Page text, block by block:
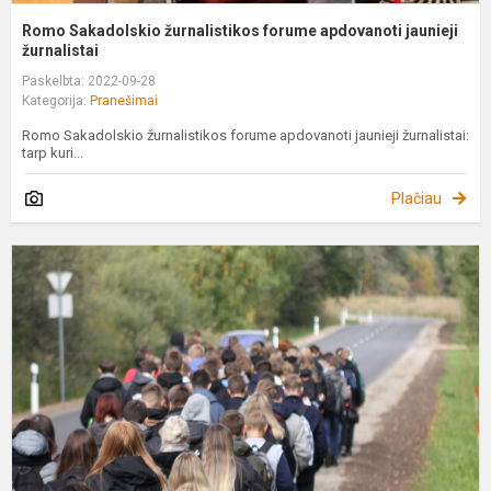
Romo Sakadolskio žurnalistikos forume apdovanoti jaunieji
žurnalistai
Paskelbta: 2022-09-28
Kategorija: Pranešimai
Romo Sakadolskio žurnalistikos forume apdovanoti jaunieji žurnalistai:
tarp kuri...
Plačiau